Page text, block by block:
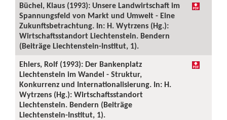
Büchel, Klaus (1993): Unsere Landwirtschaft im
Spannungsfeld von Markt und Umwelt - Eine
Zukunftsbetrachtung. In: H. Wytrzens (Hg.):
Wirtschaftsstandort Liechtenstein. Bendern
(Beiträge Liechtenstein-Institut, 1).
Ehlers, Rolf (1993): Der Bankenplatz
Liechtenstein im Wandel - Struktur,
Konkurrenz und Internationalisierung. In: H.
Wytrzens (Hg.): Wirtschaftsstandort
Liechtenstein. Bendern (Beiträge
Liechtenstein-Institut, 1).